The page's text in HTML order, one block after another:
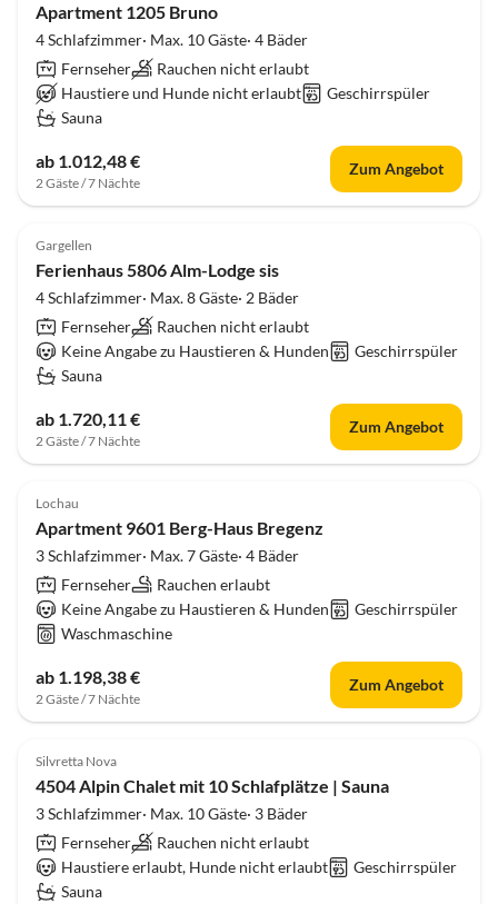
Apartment 1205 Bruno
4 Schlafzimmer· Max. 10 Gäste· 4 Bäder
Fernseher
Rauchen nicht erlaubt
Haustiere und Hunde nicht erlaubt
Geschirrspüler
Sauna
ab 1.012,48 €
2 Gäste / 7 Nächte
Zum Angebot
Gargellen
Ferienhaus 5806 Alm-Lodge sis
4 Schlafzimmer· Max. 8 Gäste· 2 Bäder
Fernseher
Rauchen nicht erlaubt
Keine Angabe zu Haustieren & Hunden
Geschirrspüler
Sauna
ab 1.720,11 €
2 Gäste / 7 Nächte
Zum Angebot
Lochau
Apartment 9601 Berg-Haus Bregenz
3 Schlafzimmer· Max. 7 Gäste· 4 Bäder
Fernseher
Rauchen erlaubt
Keine Angabe zu Haustieren & Hunden
Geschirrspüler
Waschmaschine
ab 1.198,38 €
2 Gäste / 7 Nächte
Zum Angebot
Silvretta Nova
4504 Alpin Chalet mit 10 Schlafplätze | Sauna
3 Schlafzimmer· Max. 10 Gäste· 3 Bäder
Fernseher
Rauchen nicht erlaubt
Haustiere erlaubt, Hunde nicht erlaubt
Geschirrspüler
Sauna